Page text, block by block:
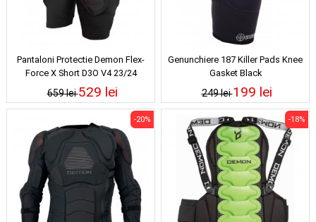
Pantaloni Protectie Demon Flex-
Force X Short D3O V4 23/24
659 lei529 lei
Genunchiere 187 Killer Pads Knee
Gasket Black
249 lei199 lei
-20% -18%